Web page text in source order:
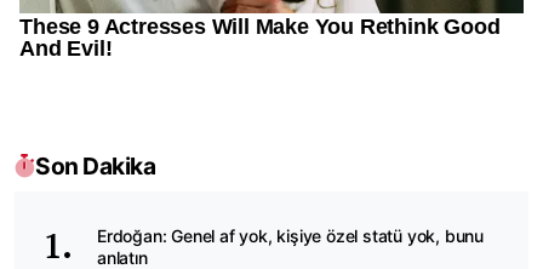
Son Dakika
Erdoğan: Genel af yok, kişiye özel statü yok, bunu
anlatın